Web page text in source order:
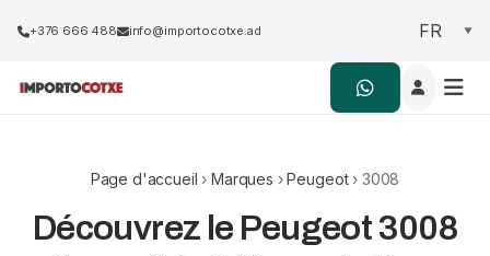
+376 666 488 info@importocotxe.ad
Page d'accueil ›Marques ›Peugeot› 3008
Découvrez le Peugeot 3008